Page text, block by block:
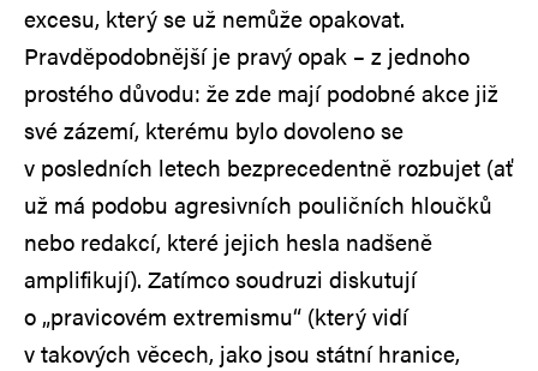
excesu, který se už nemůže opakovat.
Pravděpodobnější je pravý opak – z jednoho
prostého důvodu: že zde mají podobné akce již
své zázemí, kterému bylo dovoleno se
v posledních letech bezprecedentně rozbujet (ať
už má podobu agresivních pouličních hloučků
nebo redakcí, které jejich hesla nadšeně
amplifikují). Zatímco soudruzi diskutují
o „pravicovém extremismu“ (který vidí
v takových věcech, jako jsou státní hranice,